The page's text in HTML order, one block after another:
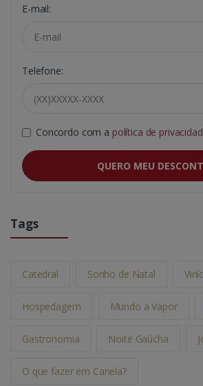
E-mail:
Telefone:
Concordo com a política de
QUERO MEU
Tags
Catedral Sonho de Natal
Hospedagem Mundo a Vapor
Gastronomia Noite Gaúcha
O que fazer em Canela?